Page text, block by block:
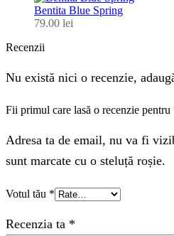
Bentita Blue Spring
79.00 lei
Recenzii
Nu există nici o recenzie,
Fii primul care lasă o recenzie
Adresa ta de email, nu va fi
sunt marcate cu o steluță roșie.
Votul tău *
Recenzia ta *